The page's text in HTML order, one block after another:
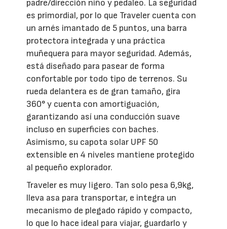
padre/dirección niño y pedaleo. La seguridad
es primordial, por lo que Traveler cuenta con
un arnés imantado de 5 puntos, una barra
protectora integrada y una práctica
muñequera para mayor seguridad. Además,
está diseñado para pasear de forma
confortable por todo tipo de terrenos. Su
rueda delantera es de gran tamaño, gira
360° y cuenta con amortiguación,
garantizando así una conducción suave
incluso en superficies con baches.
Asimismo, su capota solar UPF 50
extensible en 4 niveles mantiene protegido
al pequeño explorador.
Traveler es muy ligero. Tan solo pesa 6,9kg,
lleva asa para transportar, e integra un
mecanismo de plegado rápido y compacto,
lo que lo hace ideal para viajar, guardarlo y